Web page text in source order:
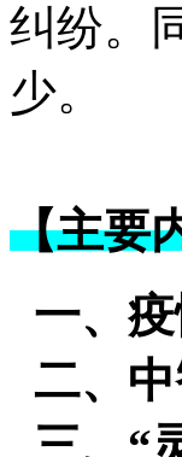
纠纷。
少。
【主要
一、
二、
三、“